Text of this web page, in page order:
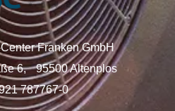
Franken GmbH
6, 95500 Altenplos
787767-0